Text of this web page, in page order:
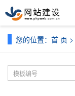
您的位置： 首 页 >